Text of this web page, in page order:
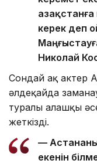
керек деп
Николай
Сондай ақ актер
әлдеқайда
туралы алғашқы
жеткізді.
—
екенін